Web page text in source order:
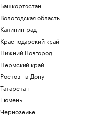
Башкортостан
Вологодская область
Калининград
Краснодарский край
Нижний Новгород
Пермский край
Ростов-на-Дону
Татарстан
Тюмень
Черноземье